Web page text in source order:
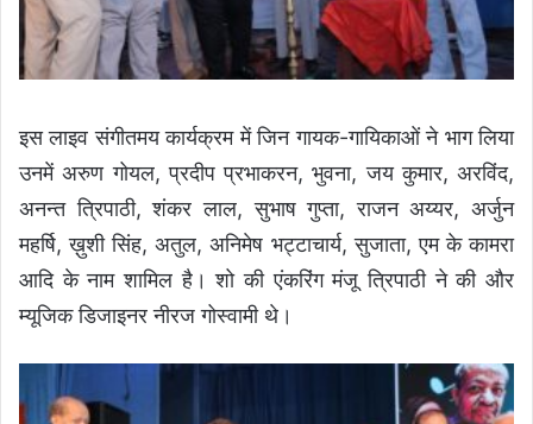
इस लाइव संगीतमय कार्यक्रम में जिन गायक-गायिकाओं ने भाग लिया
उनमें अरुण गोयल, प्रदीप प्रभाकरन, भुवना, जय कुमार, अरविंद,
अनन्त त्रिपाठी, शंकर लाल, सुभाष गुप्ता, राजन अय्यर, अर्जुन
महर्षि, ख़ुशी सिंह, अतुल, अनिमेष भट्टाचार्य, सुजाता, एम के कामरा
आदि के नाम शामिल है। शो की एंकरिंग मंजू त्रिपाठी ने की और
म्यूजिक डिजाइनर नीरज गोस्वामी थे।